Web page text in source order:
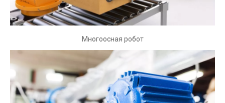
Многоосная робот
Шары из хромированной стали и нержавеющая сталь в
многоосевой
Многоосная робот